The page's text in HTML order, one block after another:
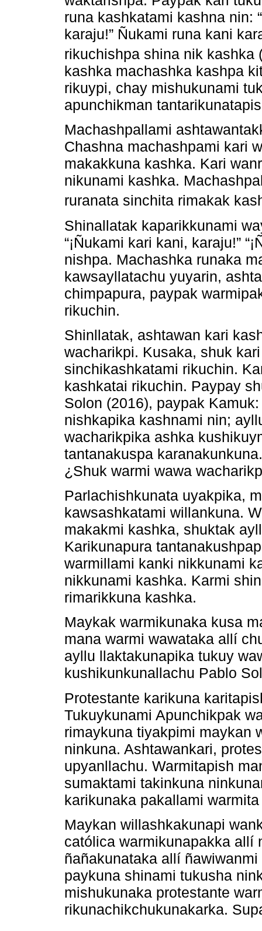
runa kashkatami kashna nin:
karaju!” Ñukami runa kani
rikuchishpa shina nik kashka
kashka machashka kashpa
rikuypi, chay mishukunami
apunchikman
Machashpallami
Chashna machashpami kari
makakkuna kashka. Kari
nikunami kashka.
ruranata sinchita rimakak
Shinallatak kaparikkunami
“¡Ñukami kari kani, karaju!”
nishpa. Machashka runaka
kawsayllatachu yuyarin,
chimpapura, paypak
rikuchin.
Shinllatak, ashtawan kari
wacharikpi. Kusaka, shuk
sinchikashkatami rikuchin.
kashkatai rikuchin. Paypay
Solon (2016), paypak
nishkapika kashnami nin;
wacharikpika ashka
tantanakuspa
¿Shuk warmi wawa
Parlachishkunata uyakpika,
kawsashkatami willankuna.
makakmi kashka, shuktak
Karikunapura
warmillami kanki nikkunami
nikkunami kashka. Karmi
rimarikkuna kashka.
Maykak warmikunaka kusa
mana warmi wawataka allí
ayllu llaktakunapika tukuy
kushikunkunallachu Pablo
Protestante karikuna
Tukuykunami Apunchikpak
rimaykuna tiyakpimi maykan
ninkuna. Ashtawankari,
upyanllachu. Warmitapish
sumaktami takinkuna
karikunaka pakallami
Maykan willashkakunapi
católica warmikunapakka allí
ñañakunataka allí
paykuna shinami tukusha
mishukunaka protestante
rikunachikchukunakarka.